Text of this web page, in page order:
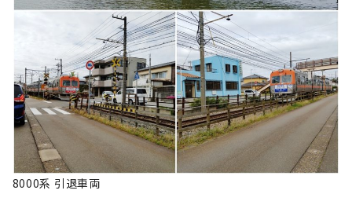
8000系 引退車両